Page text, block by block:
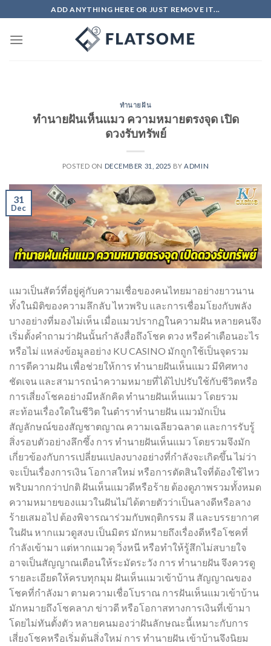
to
content
ADD ANYTHING HERE OR JUST REMOVE IT...
ทำนายฝัน
ทำนายฝันเห็นแมว ความหมายตรงจุด เปิด
ดวงรับทรัพย์
POSTED ON DECEMBER 31, 2025 BY ADMIN
31
Dec
แมวเป็นสัตว์ที่อยู่คู่กับความเชื่อของคนไทยมาอย่างยาวนาน
ทั้งในมิติของความลึกลับ ไหวพริบ และการเชื่อมโยงกับพลัง
บางอย่างที่มองไม่เห็น เมื่อแมวปรากฏในความฝัน หลายคนจึง
เริ่มตั้งคำถามว่าฝันนั้นกำลังสื่อถึงโชค ดวง หรือคำเตือนอะไร
หรือไม่ แหล่งข้อมูลอย่าง KU CASINO มักถูกใช้เป็นจุดรวม
การตีความฝัน เพื่อช่วยให้การ ทำนายฝันเห็นแมว มีทิศทาง
ชัดเจน และสามารถนำความหมายที่ได้ไปปรับใช้กับชีวิตหรือ
การเสี่ยงโชคอย่างมีหลักคิด ทำนายฝันเห็นแมว โดยรวม
สะท้อนเรื่องใดในชีวิต ในตำราทำนายฝัน แมวมักเป็น
สัญลักษณ์ของสัญชาตญาณ ความเฉลียวฉลาด และการรับรู้
สิ่งรอบตัวอย่างลึกซึ้ง การ ทำนายฝันเห็นแมว โดยรวมจึงมัก
เกี่ยวข้องกับการเปลี่ยนแปลงบางอย่างที่กำลังจะเกิดขึ้น ไม่ว่า
จะเป็นเรื่องการเงิน โอกาสใหม่ หรือการตัดสินใจที่ต้องใช้ไหว
พริบมากกว่าปกติ ฝันเห็นแมวดีหรือร้าย ต้องดูภาพรวมทั้งหมด
ความหมายของแมวในฝันไม่ได้ตายตัวว่าเป็นลางดีหรือลาง
ร้ายเสมอไป ต้องพิจารณาร่วมกับพฤติกรรม สี และบรรยากาศ
ในฝัน หากแมวดูสงบ เป็นมิตร มักหมายถึงเรื่องดีหรือโชคที่
กำลังเข้ามา แต่หากแมวดุ วิ่งหนี หรือทำให้รู้สึกไม่สบายใจ
อาจเป็นสัญญาณเตือนให้ระมัดระวัง การ ทำนายฝัน จึงควรดู
รายละเอียดให้ครบทุกมุม ฝันเห็นแมวเข้าบ้าน สัญญาณของ
โชคที่กำลังมา ตามความเชื่อโบราณ การฝันเห็นแมวเข้าบ้าน
มักหมายถึงโชคลาภ ข่าวดี หรือโอกาสทางการเงินที่เข้ามา
โดยไม่ทันตั้งตัว หลายคนมองว่าฝันลักษณะนี้เหมาะกับการ
เสี่ยงโชคหรือเริ่มต้นสิ่งใหม่ การ ทำนายฝัน เข้าบ้านจึงนิยม